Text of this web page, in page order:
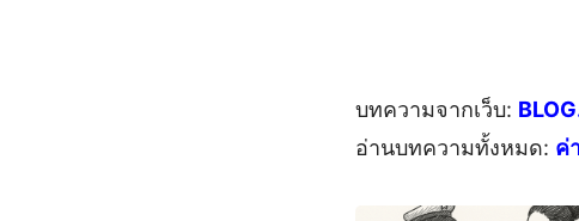
บทความจากเว็บ:
อ่านบทความทั้งหมด: ค่